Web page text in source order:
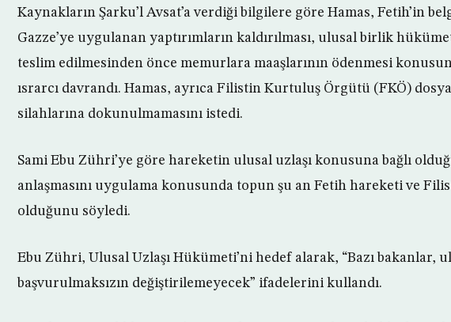
Kaynakların Şarku’l Avsat’a verdiği bilgilere göre Hamas, Fetih’in
Gazze’ye uygulanan yaptırımların kaldırılması, ulusal birlik
teslim edilmesinden önce memurlara maaşlarının ödenmesi
ısrarcı davrandı. Hamas, ayrıca Filistin Kurtuluş Örgütü (FKÖ)
silahlarına dokunulmamasını istedi.
Sami Ebu Zühri’ye göre hareketin ulusal uzlaşı konusuna bağlı
anlaşmasını uygulama konusunda topun şu an Fetih hareketi ve
olduğunu söyledi.
Ebu Zühri, Ulusal Uzlaşı Hükümeti’ni hedef alarak, “Bazı bakanlar,
başvurulmaksızın değiştirilemeyecek” ifadelerini kullandı.